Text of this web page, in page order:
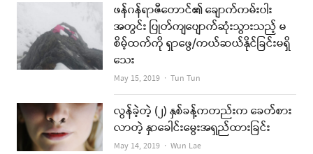
ဖန်ဂန်ရာဇီတောင်၏ ချောက်ကမ်းပါး
အတွင်း ပြုတ်ကျပျောက်ဆုံးသွားသည့် မ
စိမ့်ထက်ကို ရှာဖွေ/ကယ်ဆယ်နိုင်ခြင်းမရှိ
သေး
May 15, 2019 Author
Tun Tun
လွန်ခဲ့တဲ့ (၂) နှစ်ခန့်ကတည်းက ခေတ်စား
လာတဲ့ နှာခေါင်းမွေးအရှည်ထားခြင်း
May 14, 2019 Author
Wun Lae